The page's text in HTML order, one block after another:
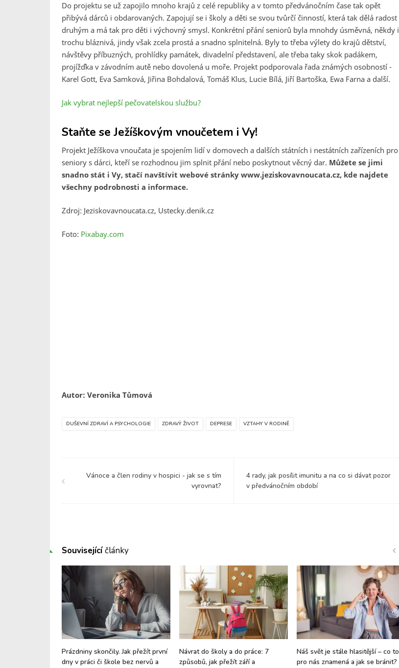
Do projektu se už zapojilo mnoho krajů z celé republiky a v tomto předvánočním čase tak opět
přibývá dárců i obdarovaných. Zapojují se i školy a děti se svou tvůrčí činností, která tak dělá radost
druhým a má tak pro děti i výchovný smysl. Konkrétní přání seniorů byla mnohdy úsměvná, někdy i
trochu bláznivá, jindy však zcela prostá a snadno splnitelná. Byly to třeba výlety do krajů dětství,
návštěvy příbuzných, prohlídky památek, divadelní představení, ale třeba taky skok padákem,
projížďka v závodním autě nebo dovolená u moře. Projekt podporovala řada známých osobností -
Karel Gott, Eva Samková, Jiřina Bohdalová, Tomáš Klus, Lucie Bílá, Jiří Bartoška, Ewa Farna a další.
Jak vybrat nejlepší pečovatelskou službu?
Staňte se Ježíškovým vnoučetem i Vy!
Projekt Ježíškova vnoučata je spojením lidí v domovech a dalších státních i nestátních zařízeních pro
seniory s dárci, kteří se rozhodnou jim splnit přání nebo poskytnout věcný dar. Můžete se jimi
snadno stát i Vy, stačí navštívit webové stránky www.jeziskovavnoucata.cz, kde najdete
všechny podrobnosti a informace.
Zdroj: Jeziskovavnoucata.cz, Ustecky.denik.cz
Foto: Pixabay.com
Autor: Veronika Tůmová
DUŠEVNÍ ZDRAVÍ A PSYCHOLOGIE ZDRAVÝ ŽIVOT DEPRESE VZTAHY V RODINĚ
Vánoce a člen rodiny v hospici - jak se s tím
vyrovnat?
4 rady, jak posílit imunitu a na co si dávat pozor
v předvánočním období
Souvisejícíčlánky
Prázdniny skončily. Jak přežít první
dny v práci či škole bez nervů a
Návrat do školy a do práce: 7
způsobů, jak přežít září a
Náš svět je stále hlasitější – co to
pro nás znamená a jak se bránit?